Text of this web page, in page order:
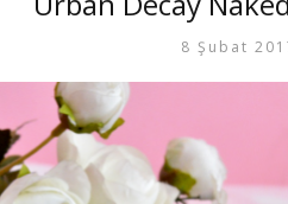
8 Şubat